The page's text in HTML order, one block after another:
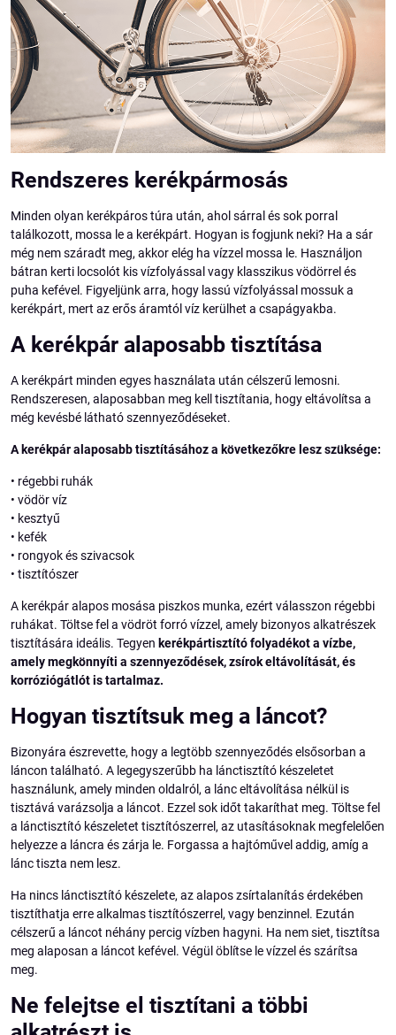
Rendszeres kerékpármosás
Minden olyan kerékpáros túra után, ahol sárral és sok porral
találkozott, mossa le a kerékpárt. Hogyan is fogjunk neki? Ha a sár
még nem száradt meg, akkor elég ha vízzel mossa le. Használjon
bátran kerti locsolót kis vízfolyással vagy klasszikus vödörrel és
puha kefével. Figyeljünk arra, hogy lassú vízfolyással mossuk a
kerékpárt, mert az erős áramtól víz kerülhet a csapágyakba.
A kerékpár alaposabb tisztítása
A kerékpárt minden egyes használata után célszerű lemosni.
Rendszeresen, alaposabban meg kell tisztítania, hogy eltávolítsa a
még kevésbé látható szennyeződéseket.
A kerékpár alaposabb tisztításához a következőkre lesz szüksége:
• régebbi ruhák
• vödör víz
• kesztyű
• kefék
• rongyok és szivacsok
• tisztítószer
A kerékpár alapos mosása piszkos munka, ezért válasszon régebbi
ruhákat. Töltse fel a vödröt forró vízzel, amely bizonyos alkatrészek
tisztítására ideális. Tegyen kerékpártisztító folyadékot a vízbe,
amely megkönnyíti a szennyeződések, zsírok eltávolítását, és
korróziógátlót is tartalmaz.
Hogyan tisztítsuk meg a láncot?
Bizonyára észrevette, hogy a legtöbb szennyeződés elsősorban a
láncon található. A legegyszerűbb ha lánctisztító készeletet
használunk, amely minden oldalról, a lánc eltávolítása nélkül is
tisztává varázsolja a láncot. Ezzel sok időt takaríthat meg. Töltse fel
a lánctisztító készeletet tisztítószerrel, az utasításoknak megfelelően
helyezze a láncra és zárja le. Forgassa a hajtóművel addig, amíg a
lánc tiszta nem lesz.
Ha nincs lánctisztító készelete, az alapos zsírtalanítás érdekében
tisztíthatja erre alkalmas tisztítószerrel, vagy benzinnel. Ezután
célszerű a láncot néhány percig vízben hagyni. Ha nem siet, tisztítsa
meg alaposan a láncot kefével. Végül öblítse le vízzel és szárítsa
meg.
Ne felejtse el tisztítani a többi